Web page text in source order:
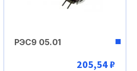
РЭС9 05.01
205,54 ₽